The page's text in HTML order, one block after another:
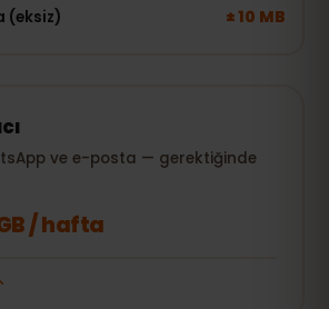
(eksiz) ± 10 MB
ve e-posta — gerektiğinde
/ hafta